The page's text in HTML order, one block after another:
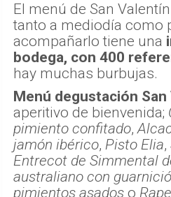
El menú de San
tanto a mediodía como
acompañarlo tiene una
bodega, con 400
hay muchas burbujas.
Menú degustación
aperitivo de bienvenida;
pimiento confitado,
jamón ibérico, Pisto Elia,
Entrecot de Simmental
australiano con
pimientos asados o